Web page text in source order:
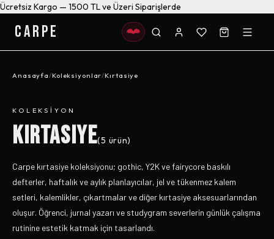
Ücretsiz Kargo — 1500 TL ve Üzeri Siparişlerde
CARPE
Anasayfa/Koleksiyonlar/Kırtasiye
KOLEKSIYON
KIRTASIYE(5 ürün)
Carpe kırtasiye koleksiyonu; gothic, Y2K ve fairycore baskılı
defterler, haftalık ve aylık planlayıcılar, jel ve tükenmez kalem
setleri, kalemlikler, çıkartmalar ve diğer kırtasiye aksesuarlarından
oluşur. Öğrenci, jurnal yazarı ve studygram severlerin günlük çalışma
rutinine estetik katmak için tasarlandı.